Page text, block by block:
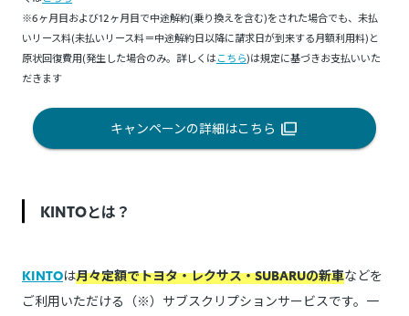
※6ヶ月目および12ヶ月目で中途解約(乗り換えを含む)をされた場合でも、未払
いリース料(未払いリース料＝中途解約日以降に請求日が到来する月額利用料)と
原状回復費用(発生した場合のみ。詳しくはこちら)は規定に基づきお支払いいた
だきます
キャンペーンの詳細はこちら
KINTOとは？
KINTOは月々定額でトヨタ・レクサス・SUBARUの新車などを
ご利用いただける（※）サブスクリプションサービスです。一